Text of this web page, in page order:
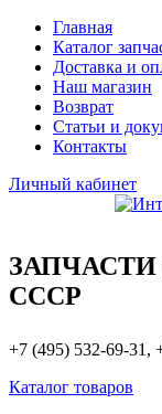
Главная
Каталог
Доставка и
Наш магазин
Возврат
Статьи и
Контакты
Личный кабинет
СССР
+7 (495) 532-69-31,
Каталог товаров